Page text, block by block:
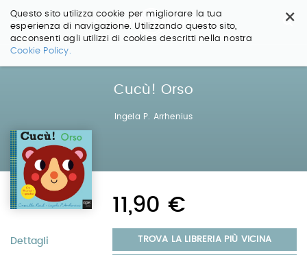
×
Questo sito utilizza cookie per migliorare la tua
esperienza di navigazione. Utilizzando questo sito,
acconsenti agli utilizzi di cookies descritti nella nostra
Cookie Policy.
Salta
Cucù! Orso
Ingela P. Arrhenius
Dettagli
11,90 €
TROVA LA LIBRERIA PIÙ VICINA